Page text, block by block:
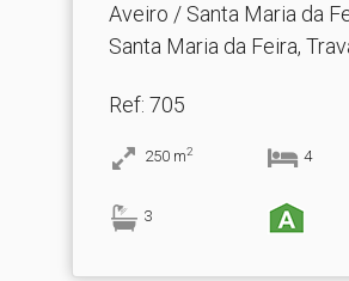
Aveiro / Santa Maria da
Santa Maria da Feira,
Ref: 705
250 m2 4
3